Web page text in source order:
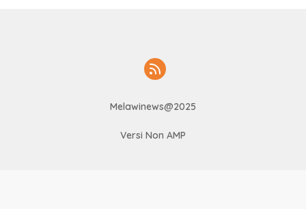
Melawinews@2025
Versi Non AMP